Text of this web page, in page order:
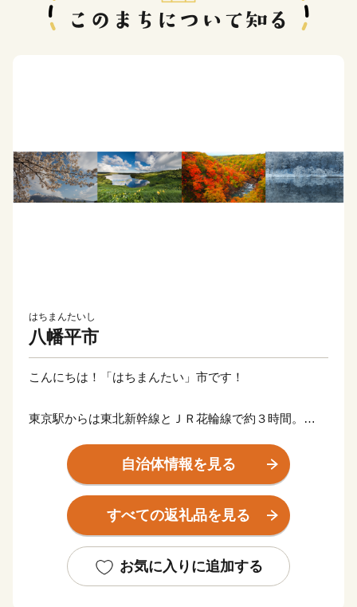
はちまんたいし
八幡平市
こんにちは！「はちまんたい」市です！
東京駅からは東北新幹線とＪＲ花輪線で約３時間。
ング・ゴルフ・スキー・温泉など四季を通じて楽しめる
東北でも有数のリゾート地です。
八幡平市では返礼品の集荷・梱包作業を市内の元気なシ
ます。ふるさと納税の貴重な寄附を活用させていただき
ながら、高齢であっても障がいをもっていてもやりがい
自治体情報を見る
すべての返礼品を見る
お気に入りに追加する